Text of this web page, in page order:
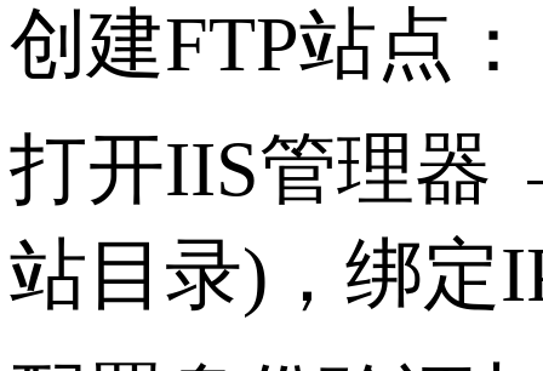
创建FTP站点：
打开IIS管理器
站目录)，绑定